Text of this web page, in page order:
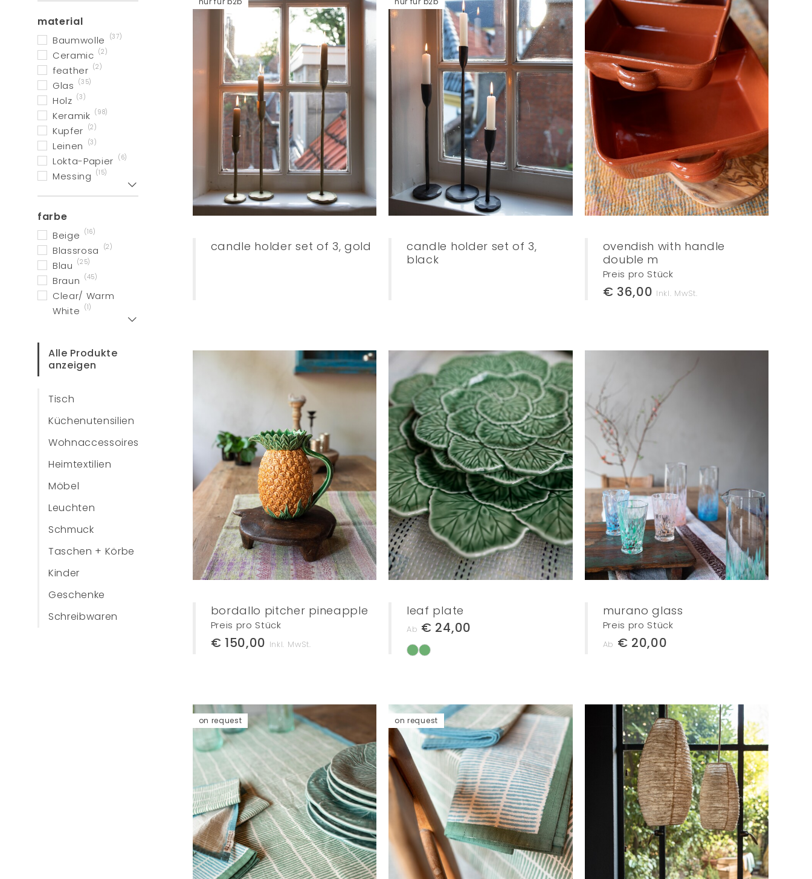
material
Baumwolle (37)
Ceramic (2)
feather (2)
Glas (35)
Holz (3)
Keramik (98)
Kupfer (2)
Leinen (3)
Lokta-Papier (6)
Messing (15)
Zeig mehr
farbe
Beige (16)
Blassrosa (2)
Blau (25)
Braun (45)
Clear/ Warm
White (1)
Alle Produkte
anzeigen
Tisch
Küchenutensilien
Wohnaccessoires
Heimtextilien
Möbel
Leuchten
Schmuck
Taschen + Körbe
Kinder
Geschenke
Schreibwaren
candle holder set of 3, gold
candle holder set of 3,
black
ovendish with handle
double m
Preis pro Stück
€ 36,00 Inkl. MwSt.
bordallo pitcher pineapple
Preis pro Stück
€ 150,00 Inkl. MwSt.
leaf plate
Ab € 24,00
murano glass
Preis pro Stück
Ab € 20,00
on request on request